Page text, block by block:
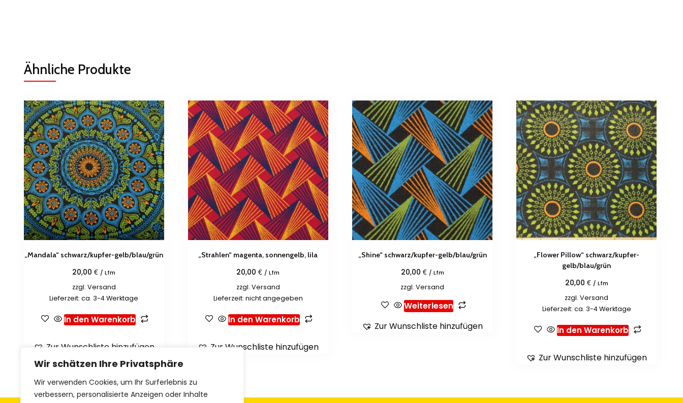
Wir schätzen Ihre Privatsphäre
Wir verwenden Cookies, um Ihr Surferlebnis zu
verbessern, personalisierte Anzeigen oder Inhalte
Ähnliche Produkte
„Mandala“ schwarz/kupfer-gelb/blau/grün
20,00€ / Lfm
zzgl. Versand
Lieferzeit: ca. 3-4 Werktage
In den Warenkorb
Zur Wunschliste hinzufügen
„Strahlen“ magenta, sonnengelb, lila
20,00€ / Lfm
zzgl. Versand
Lieferzeit: nicht angegeben
In den Warenkorb
Zur Wunschliste hinzufügen
„Shine“ schwarz/kupfer-gelb/blau/grün
20,00 € / Lfm
zzgl.Versand
Weiterlesen
Zur Wunschliste hinzufügen
„Flower Pillow“ schwarz/kupfer-
gelb/blau/grün
20,00 € / Lfm
zzgl.Versand
Lieferzeit: ca. 3-4 Werktage
In den Warenkorb
Zur Wunschliste hinzufügen